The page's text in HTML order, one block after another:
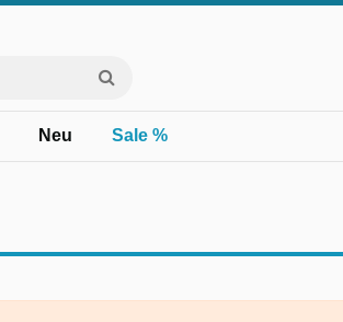
Neu Sale %